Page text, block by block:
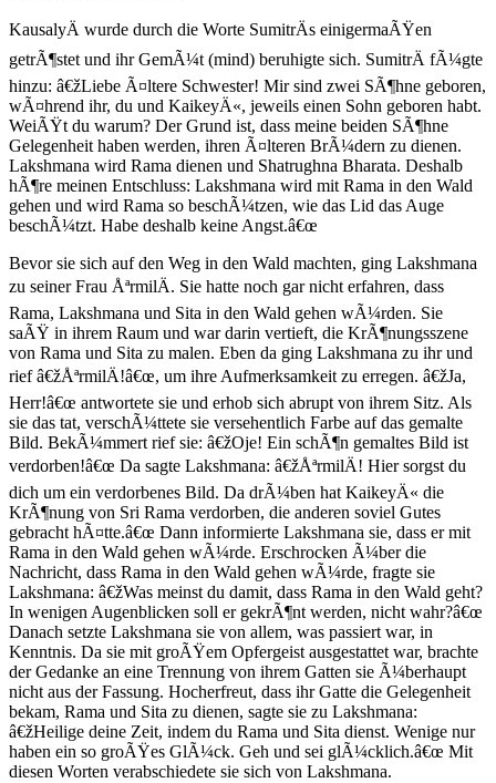
KausalyÄ wurde durch die Worte SumitrÄs einigermaÃŸen
getrÃ¶stet und ihr GemÃ¼t (mind) beruhigte sich. SumitrÄ fÃ¼gte
hinzu: â€žLiebe Ã¤ltere Schwester! Mir sind zwei SÃ¶hne geboren,
wÃ¤hrend ihr, du und KaikeyÄ«, jeweils einen Sohn geboren habt.
WeiÃŸt du warum? Der Grund ist, dass meine beiden SÃ¶hne
Gelegenheit haben werden, ihren Ã¤lteren BrÃ¼dern zu dienen.
Lakshmana wird Rama dienen und Shatrughna Bharata. Deshalb
hÃ¶re meinen Entschluss: Lakshmana wird mit Rama in den Wald
gehen und wird Rama so beschÃ¼tzen, wie das Lid das Auge
beschÃ¼tzt. Habe deshalb keine Angst.â€œ
Bevor sie sich auf den Weg in den Wald machten, ging Lakshmana
zu seiner Frau ÅªrmilÄ. Sie hatte noch gar nicht erfahren, dass
Rama, Lakshmana und Sita in den Wald gehen wÃ¼rden. Sie
saÃŸ in ihrem Raum und war darin vertieft, die KrÃ¶nungsszene
von Rama und Sita zu malen. Eben da ging Lakshmana zu ihr und
rief â€žÅªrmilÄ!â€œ, um ihre Aufmerksamkeit zu erregen. â€žJa,
Herr!â€œ antwortete sie und erhob sich abrupt von ihrem Sitz. Als
sie das tat, verschÃ¼ttete sie versehentlich Farbe auf das gemalte
Bild. BekÃ¼mmert rief sie: â€žOje! Ein schÃ¶n gemaltes Bild ist
verdorben!â€œ Da sagte Lakshmana: â€žÅªrmilÄ! Hier sorgst du
dich um ein verdorbenes Bild. Da drÃ¼ben hat KaikeyÄ« die
KrÃ¶nung von Sri Rama verdorben, die anderen soviel Gutes
gebracht hÃ¤tte.â€œ Dann informierte Lakshmana sie, dass er mit
Rama in den Wald gehen wÃ¼rde. Erschrocken Ã¼ber die
Nachricht, dass Rama in den Wald gehen wÃ¼rde, fragte sie
Lakshmana: â€žWas meinst du damit, dass Rama in den Wald geht?
In wenigen Augenblicken soll er gekrÃ¶nt werden, nicht wahr?â€œ
Danach setzte Lakshmana sie von allem, was passiert war, in
Kenntnis. Da sie mit groÃŸem Opfergeist ausgestattet war, brachte
der Gedanke an eine Trennung von ihrem Gatten sie Ã¼berhaupt
nicht aus der Fassung. Hocherfreut, dass ihr Gatte die Gelegenheit
bekam, Rama und Sita zu dienen, sagte sie zu Lakshmana:
â€žHeilige deine Zeit, indem du Rama und Sita dienst. Wenige nur
haben ein so groÃŸes GlÃ¼ck. Geh und sei glÃ¼cklich.â€œ Mit
diesen Worten verabschiedete sie sich von Lakshmana.